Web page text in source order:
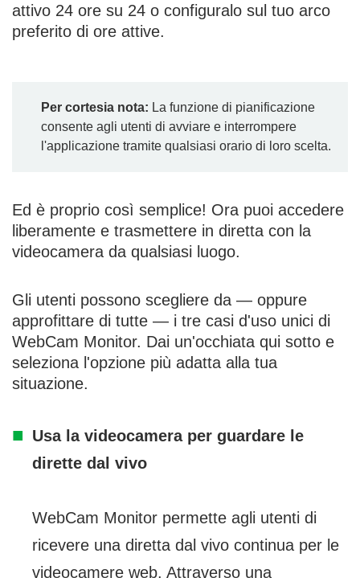
attivo 24 ore su 24 o configuralo sul tuo arco
preferito di ore attive.
Per cortesia nota: La funzione di pianificazione
consente agli utenti di avviare e interrompere
l'applicazione tramite qualsiasi orario di loro scelta.
Ed è proprio così semplice! Ora puoi accedere
liberamente e trasmettere in diretta con la
videocamera da qualsiasi luogo.
Gli utenti possono scegliere da — oppure
approfittare di tutte — i tre casi d'uso unici di
WebCam Monitor. Dai un'occhiata qui sotto e
seleziona l'opzione più adatta alla tua
situazione.
Usa la videocamera per guardare le
dirette dal vivo
WebCam Monitor permette agli utenti di
ricevere una diretta dal vivo continua per le
videocamere web. Attraverso una